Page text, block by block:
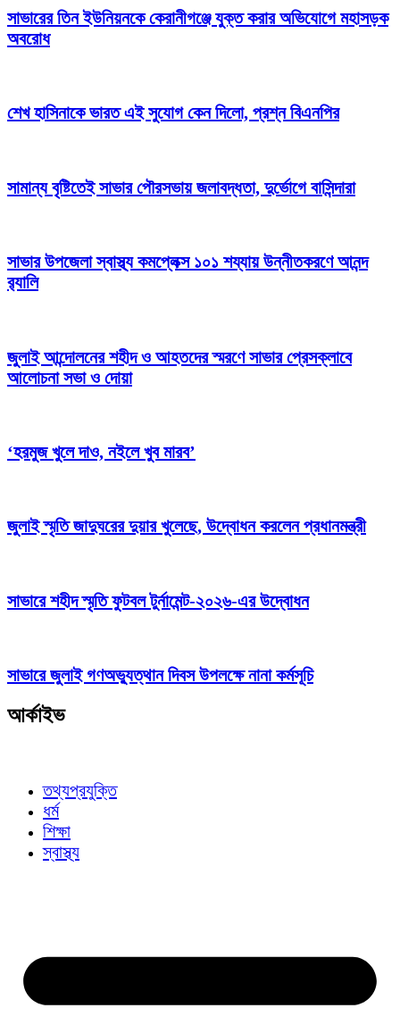
সাভারের তিন ইউনিয়নকে কেরানীগঞ্জে যুক্ত করার অভিযোগে মহাসড়ক
অবরোধ
শেখ হাসিনাকে ভারত এই সুযোগ কেন দিলো, প্রশ্ন বিএনপির
সামান্য বৃষ্টিতেই সাভার পৌরসভায় জলাবদ্ধতা, দুর্ভোগে বাসিন্দারা
সাভার উপজেলা স্বাস্থ্য কমপ্লেক্স ১০১ শয্যায় উন্নীতকরণে আনন্দ
র‍্যালি
জুলাই আন্দোলনের শহীদ ও আহতদের স্মরণে সাভার প্রেসক্লাবে
আলোচনা সভা ও দোয়া
‘হরমুজ খুলে দাও, নইলে খুব মারব’
জুলাই স্মৃতি জাদুঘরের দুয়ার খুলেছে, উদ্বোধন করলেন প্রধানমন্ত্রী
সাভারে শহীদ স্মৃতি ফুটবল টুর্নামেন্ট-২০২৬-এর উদ্বোধন
সাভারে জুলাই গণঅভ্যুত্থান দিবস উপলক্ষে নানা কর্মসূচি
আর্কাইভ
তথ্যপ্রযুক্তি
ধর্ম
শিক্ষা
স্বাস্থ্য